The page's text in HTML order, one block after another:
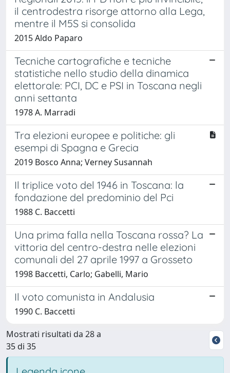
il centrodestra risorge attorno alla Lega,
mentre il M5S si consolida
2015 Aldo Paparo
Tecniche cartografiche e tecniche
statistiche nello studio della dinamica
elettorale: PCI, DC e PSI in Toscana negli
anni settanta
1978 A. Marradi
Tra elezioni europee e politiche: gli
esempi di Spagna e Grecia
2019 Bosco Anna; Verney Susannah
Il triplice voto del 1946 in Toscana: la
fondazione del predominio del Pci
1988 C. Baccetti
Una prima falla nella Toscana rossa? La
vittoria del centro-destra nelle elezioni
comunali del 27 aprile 1997 a Grosseto
1998 Baccetti, Carlo; Gabelli, Mario
Il voto comunista in Andalusia
1990 C. Baccetti
Mostrati risultati da 28 a
35 di 35